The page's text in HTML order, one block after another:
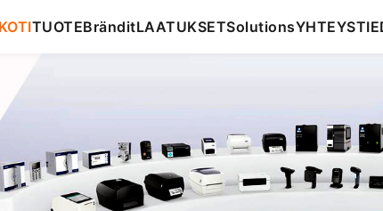
KOTITUOTEBränditLAATUKSETSolutions